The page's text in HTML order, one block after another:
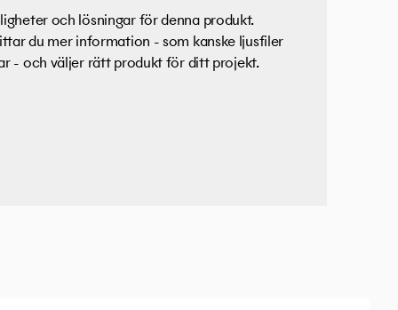
och lösningar för denna produkt.
du mer information - som kanske ljusfiler
- och väljer rätt produkt för ditt projekt.